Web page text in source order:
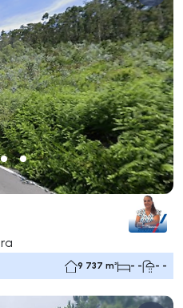
9 737 m² - - - -